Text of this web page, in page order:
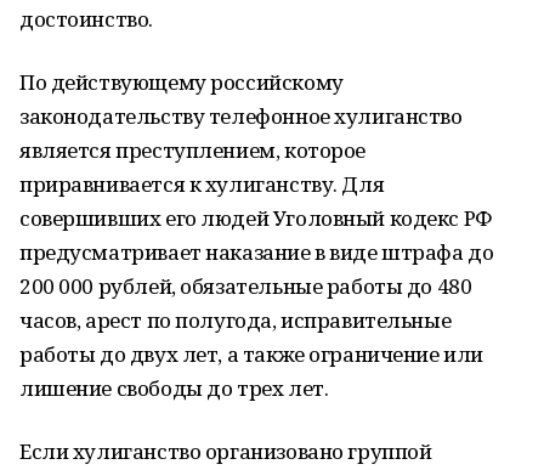
достоинство.
По действующему российскому
законодательству телефонное хулиганство
является преступлением, которое
приравнивается к хулиганству. Для
совершивших его людей Уголовный кодекс РФ
предусматривает наказание в виде штрафа до
200 000 рублей, обязательные работы до 480
часов, арест по полугода, исправительные
работы до двух лет, а также ограничение или
лишение свободы до трех лет.
Если хулиганство организовано группой